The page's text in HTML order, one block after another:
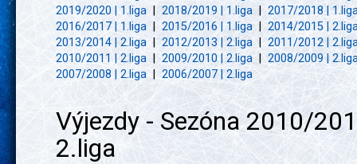
2019/2020 | 1.liga
2018/2019 | 1.liga
2017/2018 |
2016/2017 | 1.liga
2015/2016 | 1.liga| 2014/2015 |
2013/2014 | 2.liga
2012/2013 | 2.liga | 2011/2012 |
2010/2011 | 2.liga |2009/2010 | 2.liga
2008/2009 |
2007/2008 | 2.liga| 2006/2007 | 2.liga
Výjezdy - Sezóna 2010/
2.liga